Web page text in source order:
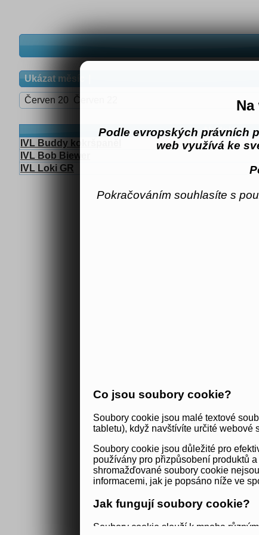
Podle evropských právních
web využívá ke
Pokračováním souhlasíte s
Co jsou soubory cookie?
Soubory cookie jsou malé textové
tabletu), když navštívíte určité webové
Soubory cookie jsou důležité pro
používány pro přizpůsobení produktů
shromažďované soubory cookie
informacemi, jak je popsáno níže ve
Jak fungují soubory cookie?
Soubory cookie slouží k mnoha
Ukázat měsíc
Červen 20 Červen 22
Nadpis
IVL Buddy kokršpaněl
IVL Bob Biewer
IVL Loki GR